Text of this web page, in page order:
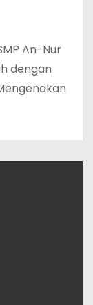
An-Nur
dengan